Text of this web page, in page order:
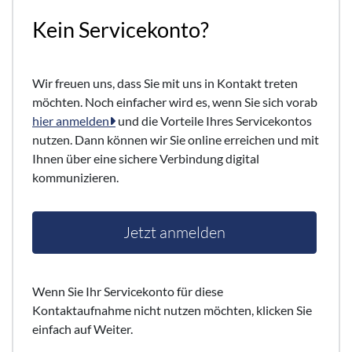
Kein Servicekonto?
Wir freuen uns, dass Sie mit uns in Kontakt treten
möchten. Noch einfacher wird es, wenn Sie sich vorab
hier anmelden
und die Vorteile Ihres Servicekontos
nutzen. Dann können wir Sie online erreichen und mit
Ihnen über eine sichere Verbindung digital
kommunizieren.
Jetzt anmelden
Wenn Sie Ihr Servicekonto für diese
Kontaktaufnahme nicht nutzen möchten, klicken Sie
einfach auf Weiter.